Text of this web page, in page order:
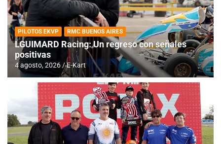
PILOTOS EKVP RMC BUENOS AIRES
LGUIMARD Racing: Un regreso con señales
positivas
4 agosto, 2026 E-Kart